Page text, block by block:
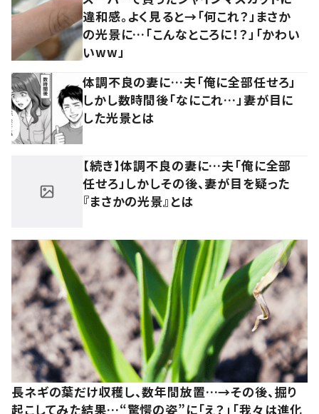
違和感。よく見ると→「何これ？」まさか
の光景に…「こんなところに！？」「かわい
いww」
体調不良の妻に…夫「俺に全部任せろ」
しかし数時間後「なにこれ…」妻が目に
した光景とは
【続き】体調不良の妻に…夫「俺に全部
任せろ」しかしその後、妻が目を疑った
『まさかの光景』とは
長ネギの葉だけ収穫し、数年間放置…→その後、掘り
起こしてみた結果…“驚愕の姿”に「え？」「我々は進化